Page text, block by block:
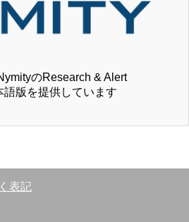
のResearch & Alert
版を提供しています
表記